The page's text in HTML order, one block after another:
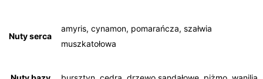
Nuty serca
amyris, cynamon, pomarańcza, szałwia
muszkatołowa